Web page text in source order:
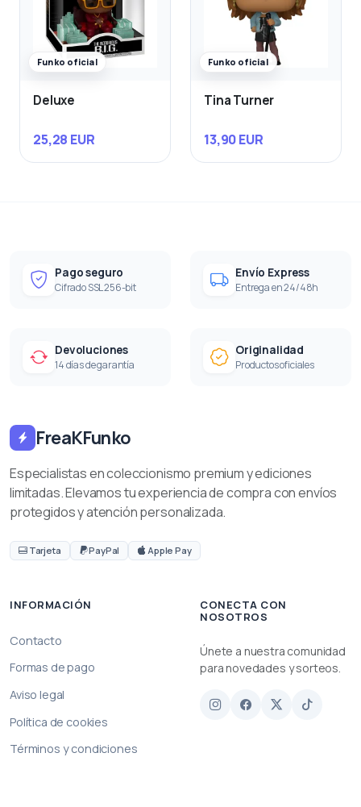
Funko oficial
Deluxe
25,28 EUR
Funko oficial
Tina Turner
13,90 EUR
Pago seguro
Cifrado SSL 256-bit
Envío Express
Entrega en 24/48h
Devoluciones
14 días de garantía
Originalidad
Productos oficiales
FreaKFunko
Especialistas en coleccionismo premium y ediciones
limitadas. Elevamos tu experiencia de compra con envíos
protegidos y atención personalizada.
Tarjeta PayPal Apple Pay
INFORMACIÓN
Contacto
Formas de pago
Aviso legal
Política de cookies
Términos y condiciones
CONECTA CON
NOSOTROS
Únete a nuestra comunidad
para novedades y sorteos.